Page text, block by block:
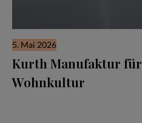
5. Mai 2026
Kurth Manufaktur für
Wohnkultur